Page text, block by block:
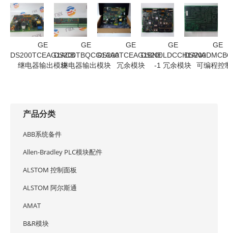
GE
DS200TCEAG1ACB
继电器输出模块
GE
DS200TBQCG1AAA
继电器输出模块
GE
DS200TCEAG1BNE
冗余模块
GE
DS200LDCCH1ANA
-1 冗余模块
GE
可编程控
产品分类
ABB系统备件
Allen-Bradley PLC模块配件
ALSTOM 控制面板
ALSTOM 阿尔斯通
AMAT
B&R模块